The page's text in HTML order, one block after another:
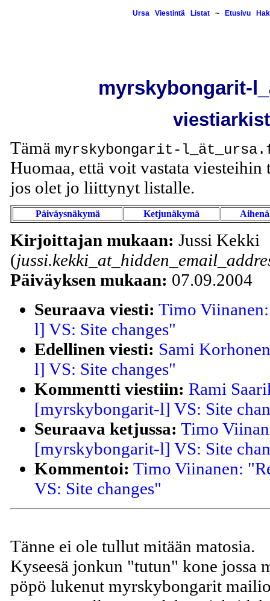
Ursa Viestintä Listat~ Etusivu
myrskybongarit-
Tämä myrskybongarit-
Huomaa, että voit vastata viesteihin
jos olet jo liittynyt listalle.
Päiväysnäkymä Ketjunäkymä
Kirjoittajan mukaan: Jussi Kekki
(
Päiväyksen mukaan: 07.09.2004
Seuraava viesti: Timo
l] VS: Site changes"
Edellinen viesti: Sami
l] VS: Site changes"
Kommentti viestiin: Rami
[myrskybongarit-l] VS: Site
Seuraava ketjussa: Timo
[myrskybongarit-l] VS: Site
Kommentoi: Timo Viinanen:
VS: Site changes"
Tänne ei ole tullut mitään matosia.
Kyseesä jonkun "tutun" kone jossa
pöpö lukenut myrskybongarit